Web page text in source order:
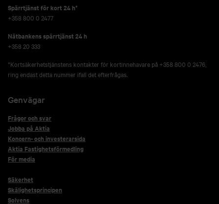
Spärrtjänst för kort 24 h*
+358 800 0 2477
Nätbankens spärrtjänst 24 h
+358 20 333
*Kortsäkerhetstjänstens kontakter för kortinnehavare på +358 800 0 2476,
ring endast detta nummer ifall det efterfrågas.
Genvägar
Frågor och svar
Jobba på Aktia
Koncern- och investerarsida
Aktia Fastighetsförmedling
För media
Säkerhet
Skälighetsprincipen
Solvens